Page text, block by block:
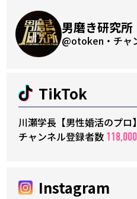
男磨き研究所
@otoken・チャ
TikTok
川瀬学長【男性婚活のプロ】
チャンネル登録者数 118,000
Instagram